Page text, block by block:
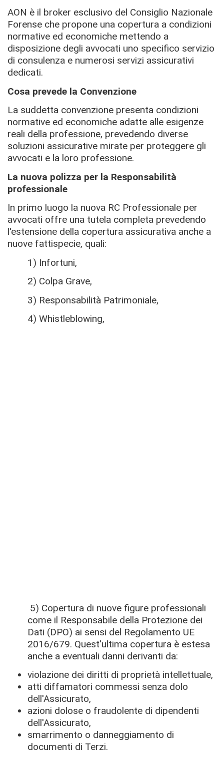
AON è il broker esclusivo del Consiglio Nazionale
Forense che propone una copertura a condizioni
normative ed economiche mettendo a
disposizione degli avvocati uno specifico servizio
di consulenza e numerosi servizi assicurativi
dedicati.
Cosa prevede la Convenzione
La suddetta convenzione presenta condizioni
normative ed economiche adatte alle esigenze
reali della professione, prevedendo diverse
soluzioni assicurative mirate per proteggere gli
avvocati e la loro professione.
La nuova polizza per la Responsabilità
professionale
In primo luogo la nuova RC Professionale per
avvocati offre una tutela completa prevedendo
l'estensione della copertura assicurativa anche a
nuove fattispecie, quali:
1) Infortuni,
2) Colpa Grave,
3) Responsabilità Patrimoniale,
4) Whistleblowing,
5) Copertura di nuove figure professionali
come il Responsabile della Protezione dei
Dati (DPO) ai sensi del Regolamento UE
2016/679. Quest'ultima copertura è estesa
anche a eventuali danni derivanti da:
violazione dei diritti di proprietà intellettuale,
atti diffamatori commessi senza dolo
dell'Assicurato,
azioni dolose o fraudolente di dipendenti
dell'Assicurato,
smarrimento o danneggiamento di
documenti di Terzi.